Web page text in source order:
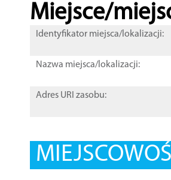
Miejsce/
Identyfikator miejsca/lokalizacji:
Nazwa miejsca/lokalizacji:
Adres URI zasobu: